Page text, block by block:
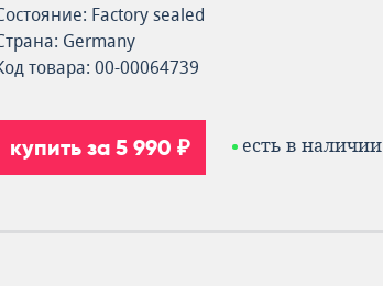
Factory sealed
Germany
товара: 00-00064739
купить за 5 990 ₽ есть в наличии